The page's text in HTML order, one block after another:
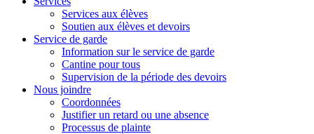
Services aux élèves
Soutien aux élèves et devoirs
Service de garde
Information sur le service de garde
Cantine pour tous
Supervision de la période des devoirs
Nous joindre
Coordonnées
Justifier un retard ou une absence
Processus de plainte